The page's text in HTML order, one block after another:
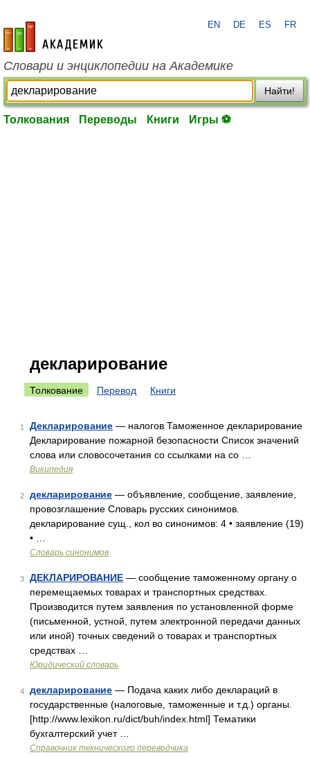
academic.ru
EN DE ES FR
Словари и энциклопедии на Академике
Найти!
Толкования Переводы Книги Игры ⚽
декларирование
Толкование Перевод Книги
1 Декларирование — налогов Таможенное декларирование
Декларирование пожарной безопасности Список значений
слова или словосочетания со ссылками на со …
Википедия
2 декларирование — объявление, сообщение, заявление,
провозглашение Словарь русских синонимов.
декларирование сущ., кол во синонимов: 4 • заявление (19)
• …
Словарь синонимов
3 ДЕКЛАРИРОВАНИЕ — сообщение таможенному органу о
перемещаемых товарах и транспортных средствах.
Производится путем заявления по установленной форме
(письменной, устной, путем электронной передачи данных
или иной) точных сведений о товарах и транспортных
средствах …
Юридический словарь
4 декларирование — Подача каких либо деклараций в
государственные (налоговые, таможенные и т.д.) органы.
[http://www.lexikon.ru/dict/buh/index.html] Тематики
бухгалтерский учет …
Справочник технического переводчика